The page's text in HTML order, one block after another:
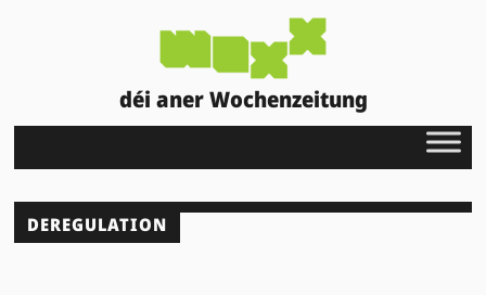
déi aner Wochenzeitung
DEREGULATION